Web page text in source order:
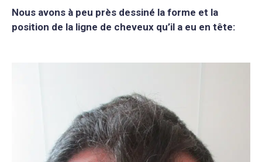
Nous avons à peu près dessiné la forme et la
position de la ligne de cheveux qu’il a eu en tête: